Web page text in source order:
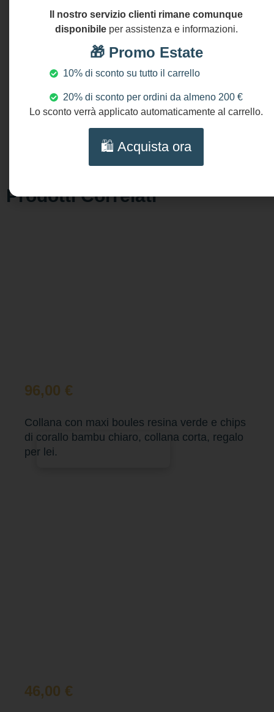
Lunghezza
orecchini:
(2″)
NICHEL
LEAD
Prodotti Correlati
96,00 €
Collana con maxi boules resina verde e chips
di corallo bambu chiaro, collana corta, regalo
per lei.
46,00 €
Il nostro servizio clienti rimane comunque
disponibileper assistenza e informazioni.
🎁 Promo Estate
10% di sconto su tutto il carrello
20% di sconto per ordini da almeno 200 €
Lo sconto verrà applicato automaticamente al carrello.
🛍️ Acquista ora